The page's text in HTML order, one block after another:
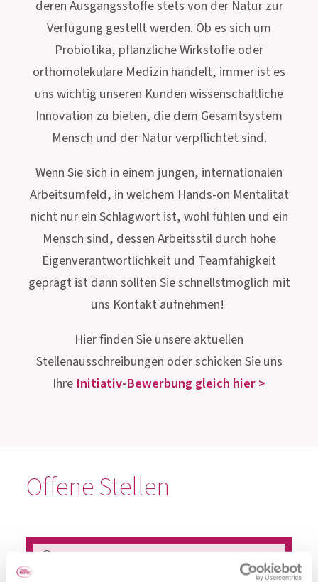
deren Ausgangsstoffe stets von der Natur zur
Verfügung gestellt werden. Ob es sich um
Probiotika, pflanzliche Wirkstoffe oder
orthomolekulare Medizin handelt, immer ist es
uns wichtig unseren Kunden wissenschaftliche
Innovation zu bieten, die dem Gesamtsystem
Mensch und der Natur verpflichtet sind.
Wenn Sie sich in einem jungen, internationalen
Arbeitsumfeld, in welchem Hands-on Mentalität
nicht nur ein Schlagwort ist, wohl fühlen und ein
Mensch sind, dessen Arbeitsstil durch hohe
Eigenverantwortlichkeit und Teamfähigkeit
geprägt ist dann sollten Sie schnellstmöglich mit
uns Kontakt aufnehmen!
Hier finden Sie unsere aktuellen
Stellenausschreibungen oder schicken Sie uns
Ihre Initiativ-Bewerbung gleich hier >
Offene Stellen